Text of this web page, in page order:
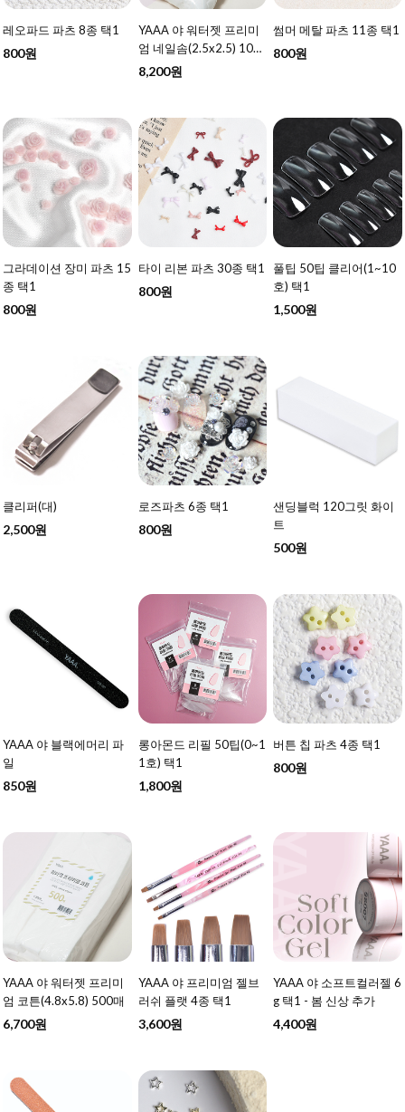
레오파드 파츠 8종 택1
800원
YAAA 야 워터젯 프리미
엄 네일솜(2.5x2.5) 100
0매
8,200원
썸머 메탈 파츠 11종 택1
800원
그라데이션 장미 파츠 15
종 택1
800원
타이 리본 파츠 30종 택1
800원
풀팁 50팁 클리어(1~10
호) 택1
1,500원
클리퍼(대)
2,500원
로즈파츠 6종 택1
800원
샌딩블럭 120그릿 화이
트
500원
YAAA 야 블랙에머리 파
일
850원
롱아몬드 리필 50팁(0~1
1호) 택1
1,800원
버튼 칩 파츠 4종 택1
800원
YAAA 야 워터젯 프리미
엄 코튼(4.8x5.8) 500매
6,700원
YAAA 야 프리미엄 젤브
러쉬 플랫 4종 택1
3,600원
YAAA 야 소프트컬러젤 6
g 택1 - 봄 신상 추가
4,400원